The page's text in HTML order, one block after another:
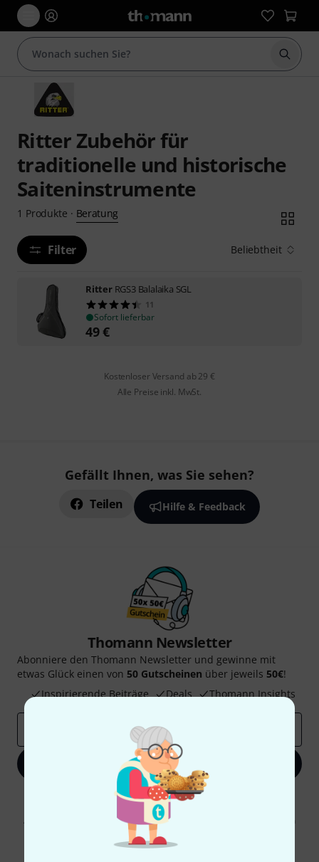
Suche
Ritter Zubehör für
traditionelle und historische
Saiteninstrumente
1 Produkte · Beratung
Filter Beliebtheit
Ritter RGS3 Balalaika SGL
11
Sofort lieferbar
49€
Kostenloser Versand ab 29 €
Alle Preise inkl. MwSt.
Gefällt Ihnen, was Sie sehen?
Teilen Hilfe & Feedback
Thomann Newsletter
Abonniere den Thomann Newsletter und gewinne mit
etwas Glück einen von 50 Gutscheinen über jeweils 50€!
Inspirierende Beiträge
Deals Thomann Insights
Jetzt anmelden
Mit Klick auf „Jetzt anmelden“ stimmen Sie dem Erhalt von E-Mail-
Werbung und einer Messung des E-Mail-Nutzungsverhaltens zu. Die
Abmeldung ist jederzeit möglich. Weitere Informationen finden Sie in
unserenDatenschutzhinweisen